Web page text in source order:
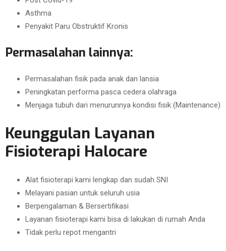
Asthma
Penyakit Paru Obstruktif Kronis
Permasalahan lainnya:
Permasalahan fisik pada anak dan lansia
Peningkatan performa pasca cedera olahraga
Menjaga tubuh dari menurunnya kondisi fisik (Maintenance)
Keunggulan Layanan
Fisioterapi Halocare
Alat fisioterapi kami lengkap dan sudah SNI
Melayani pasian untuk seluruh usia
Berpengalaman & Bersertifikasi
Layanan fisioterapi kami bisa di lakukan di rumah Anda
Tidak perlu repot mengantri